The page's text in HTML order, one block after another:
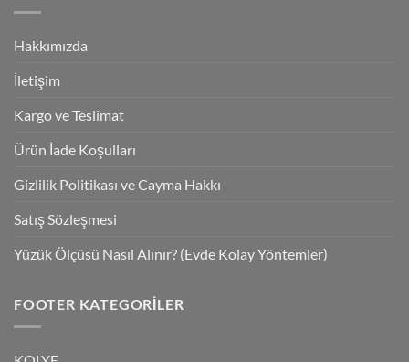
Hakkımızda
İletişim
Kargo ve Teslimat
Ürün İade Koşulları
Gizlilik Politikası ve Cayma Hakkı
Satış Sözleşmesi
Yüzük Ölçüsü Nasıl Alınır? (Evde Kolay Yöntemler)
FOOTER KATEGORILER